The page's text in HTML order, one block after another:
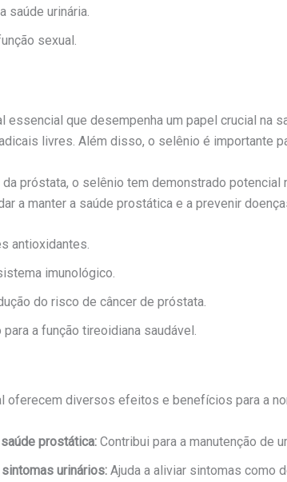
saúde urinária.
sexual.
essencial que desempenha um papel crucial na
livres. Além disso, o selênio é importante
próstata, o selênio tem demonstrado
a manter a saúde prostática e a prevenir
antioxidantes.
imunológico.
do risco de câncer de próstata.
para a função tireoidiana saudável.
oferecem diversos efeitos e benefícios para a
prostática: Contribui para a manutenção de
urinários: Ajuda a aliviar sintomas como